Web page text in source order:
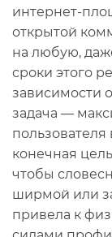
интернет-
открытой
на любую,
сроки этого
зависимости
задача —
конечная
чтобы
ширмой или
привела к